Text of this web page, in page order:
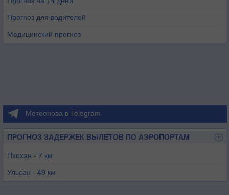
Прогноз для водителей
Медицинский прогноз
Метеонова в Telegram
ПРОГНОЗ ЗАДЕРЖЕК ВЫЛЕТОВ ПО АЭРОПОРТАМ
Пхохан - 7 км
Ульсан - 49 км